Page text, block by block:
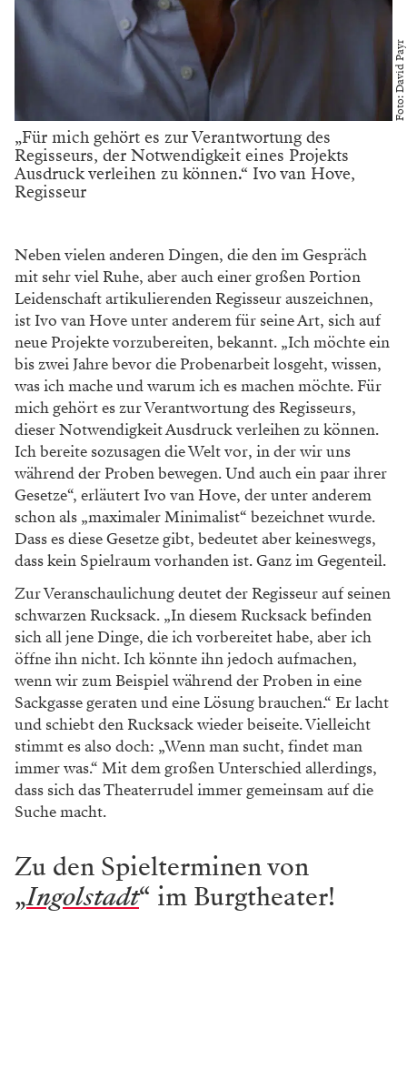
Foto: David Payr
„Für mich gehört es zur Verantwortung des
Regisseurs, der Notwendigkeit eines Projekts
Ausdruck verleihen zu können.“ Ivo van Hove,
Regisseur
Neben vielen anderen Dingen, die den im Gespräch
mit sehr viel Ruhe, aber auch einer großen Portion
Leidenschaft artikulierenden Regisseur auszeichnen,
ist Ivo van Hove unter anderem für seine Art, sich auf
neue Projekte vorzubereiten, bekannt. „Ich möchte ein
bis zwei Jahre bevor die Probenarbeit losgeht, wissen,
was ich mache und warum ich es machen möchte. Für
mich gehört es zur Verantwortung des Regisseurs,
dieser Notwendigkeit Ausdruck verleihen zu können.
Ich bereite sozusagen die Welt vor, in der wir uns
während der Proben bewegen. Und auch ein paar ihrer
Gesetze“, erläutert Ivo van Hove, der unter anderem
schon als „maximaler Minimalist“ bezeichnet wurde.
Dass es diese Gesetze gibt, bedeutet aber keineswegs,
dass kein Spielraum vorhanden ist. Ganz im Gegenteil.
Zur Veranschaulichung deutet der Regisseur auf seinen
schwarzen Rucksack. „In diesem Rucksack befinden
sich all jene Dinge, die ich vorbereitet habe, aber ich
öffne ihn nicht. Ich könnte ihn jedoch aufmachen,
wenn wir zum Beispiel während der Proben in eine
Sackgasse geraten und eine Lösung brauchen.“ Er lacht
und schiebt den Rucksack wieder beiseite. Vielleicht
stimmt es also doch: „Wenn man sucht, findet man
immer was.“ Mit dem großen Unterschied allerdings,
dass sich das Theaterrudel immer gemeinsam auf die
Suche macht.
Zu den Spielterminen von
„Ingolstadt“ im Burgtheater!